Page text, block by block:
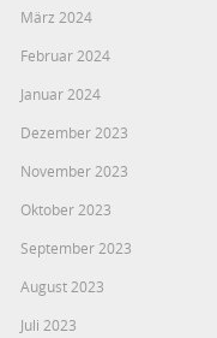
März 2024
Februar 2024
Januar 2024
Dezember 2023
November 2023
Oktober 2023
September 2023
August 2023
Juli 2023